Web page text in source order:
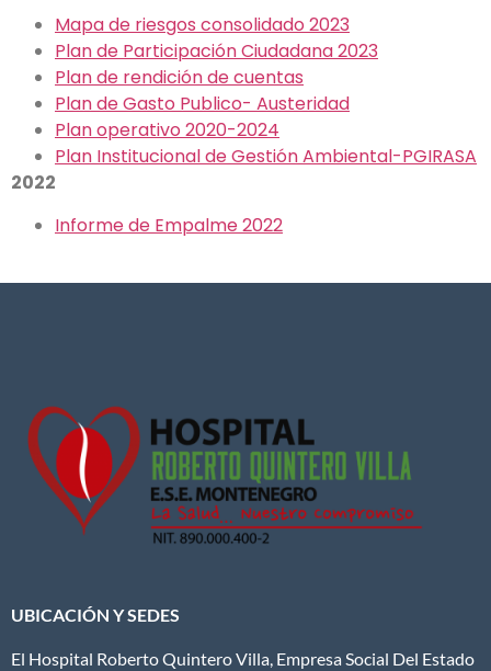
Mapade riesgos consolidado 2023
Plan de Participación Ciudadana 2023
Plan de rendición de cuentas
Plan de Gasto Publico- Austeridad
Plan operativo 2020-2024
Plan Institucional de Gestión Ambiental-PGIRASA
2022
Informe de Empalme 2022
UBICACIÓN Y SEDES
El Hospital Roberto Quintero Villa, Empresa Social Del Estado